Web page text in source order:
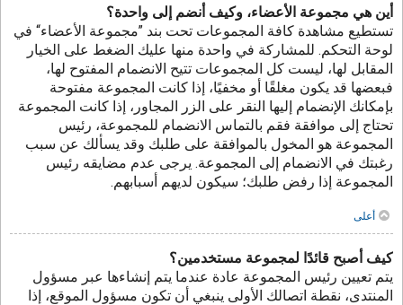
أين هي مجموعة الأعضاء، وكيف أنضم إلى واحدة؟
تستطيع مشاهدة كافة المجموعات تحت بند ”مجموعة الأعضاء“ في
لوحة التحكم. للمشاركة في واحدة منها عليك الضغط على الخيار
المقابل لها، ليست كل المجموعات تتيح الانضمام المفتوح لها،
فبعضها قد يكون مغلقًا أو مخفيًا، إذا كانت المجموعة مفتوحة
بإمكانك الإنضمام إليها النقر على الزر المجاور، إذا كانت المجموعة
تحتاج إلى موافقة فقم بالتماس الانضمام للمجموعة، رئيس
المجموعة هو المخول بالموافقة على طلبك وقد يسألك عن سبب
رغبتك في الانضمام إلى المجموعة. يرجى عدم مضايقه رئيس
المجموعة إذا رفض طلبك؛ سيكون لديهم أسبابهم.
أعلى
كيف أصبح قائدًا لمجموعة مستخدمين؟
يتم تعيين رئيس المجموعة عادة عندما يتم إنشاءها عبر مسؤول
المنتدى، نقطة اتصالك الأولى ينبغي أن تكون مسؤول الموقع، إذا